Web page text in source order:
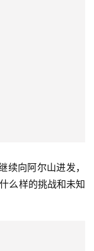
续向阿尔山进发，
么样的挑战和未知